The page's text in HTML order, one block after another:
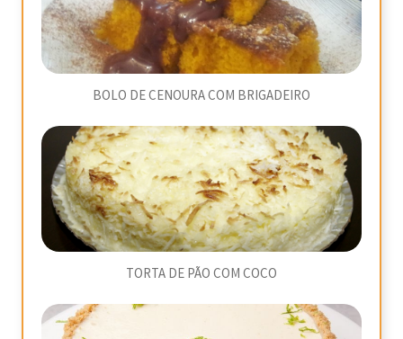
BOLO DE CENOURA COM BRIGADEIRO
TORTA DE PÃO COM COCO